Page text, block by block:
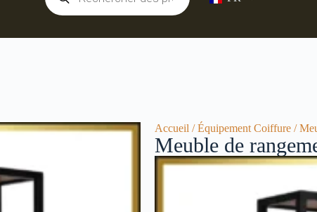
Accueil /Équipement Coiffure /
Meuble de